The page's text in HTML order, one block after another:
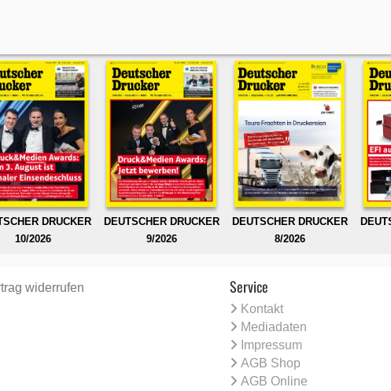
DRUCKER
10/2026
DEUTSCHER DRUCKER
9/2026
DEUTSCHER DRUCKER
8/2026
widerrufen Service
Kontakt
Mediadaten
Impressum
AGB Shop
AGB Online